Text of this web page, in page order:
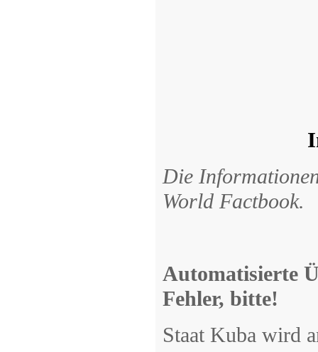
Die
World Factbook.
Automatisierte
Fehler, bitte!
Staat Kuba wird